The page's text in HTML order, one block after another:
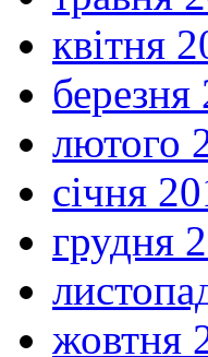
квітня
лютого
січня
грудня
жовтня